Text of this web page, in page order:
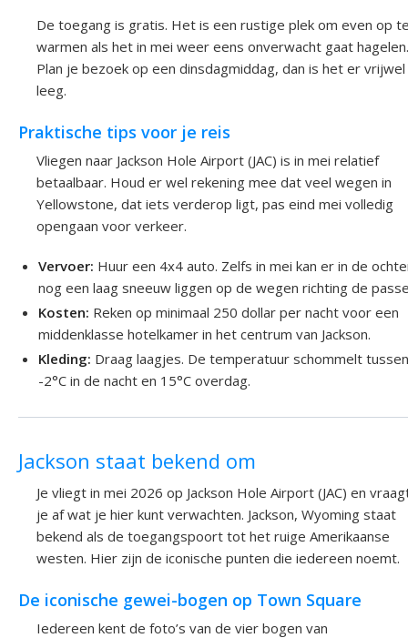
De toegang is gratis. Het is een rustige plek om even op
warmen als het in mei weer eens onverwacht gaat hagelen.
Plan je bezoek op een dinsdagmiddag, dan is het er vrijwel
leeg.
Praktische tips voor je reis
Vliegen naar Jackson Hole Airport (JAC) is in mei relatief
betaalbaar. Houd er wel rekening mee dat veel wegen in
Yellowstone, dat iets verderop ligt, pas eind mei volledig
opengaan voor verkeer.
Vervoer: Huur een 4x4 auto. Zelfs in mei kan er in de
nog een laag sneeuw liggen op de wegen richting de
Kosten: Reken op minimaal 250 dollar per nacht voor een
middenklasse hotelkamer in het centrum van Jackson.
Kleding: Draag laagjes. De temperatuur schommelt
-2°C in de nacht en 15°C overdag.
Jackson staat bekend om
Je vliegt in mei 2026 op Jackson Hole Airport (JAC) en
je af wat je hier kunt verwachten. Jackson, Wyoming staat
bekend als de toegangspoort tot het ruige Amerikaanse
westen. Hier zijn de iconische punten die iedereen noemt.
De iconische gewei-bogen op Town Square
Iedereen kent de foto’s van de vier bogen van